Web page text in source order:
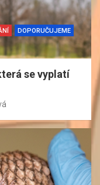
DOPORUČUJEME
se vyplatí